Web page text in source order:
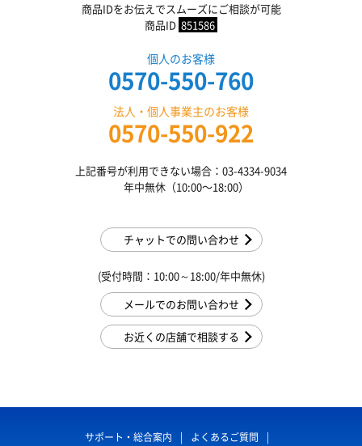
商品IDをお伝えでスムーズにご相談が可能
商品ID 851586
個人のお客様
0570-550-760
法人・個人事業主のお客様
0570-550-922
上記番号が利用できない場合：03-4334-9034
年中無休（10:00〜18:00）
チャットでの問い合わせ
(受付時間：10:00～18:00/年中無休)
メールでのお問い合わせ
お近くの店舗で相談する
サポート・総合案内 よくあるご質問